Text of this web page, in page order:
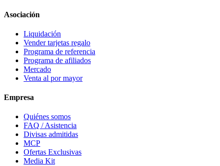
Asociación
Liquidación
Vender tarjetas regalo
Programa de referencia
Programa de afiliados
Mercado
Venta al por mayor
Empresa
Quiénes somos
FAQ / Asistencia
Divisas admitidas
MCP
Ofertas Exclusivas
Media Kit